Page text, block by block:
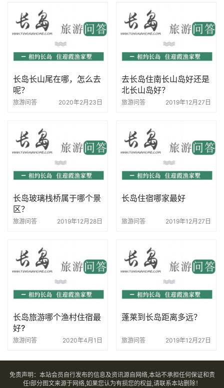
长岛长山尾在哪，怎么去
呢？
旅游问答 2020年2月23日
去长岛住南长山岛好还是
北长山岛好？
旅游问答 2019年12月27日
长岛玻璃栈桥属于哪个景
区？
旅游问答 2019年12月28日
长岛住宿哪家最好
旅游问答 2019年12月27日
长岛旅游哪个渔村住宿最
好?
旅游问答 2020年4月1日
蓬莱到长岛距离多远？
旅游问答 2019年12月27日
免责声明：本站会员自行发布的信息及资讯源自网络,本站不承担任何保证和责
任!部分图文来源于网络,如果您认为有损您的权益,请联系本站删除！